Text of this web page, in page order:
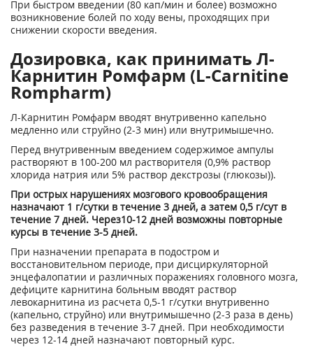
При быстром введении (80 кап/мин и более) возможно
возникновение болей по ходу вены, проходящих при
снижении скорости введения.
Дозировка, как принимать Л-
Карнитин Ромфарм (L-Carnitine
Rompharm)
Л-Карнитин Ромфарм вводят внутривенно капельно
медленно или струйно (2-3 мин) или внутримышечно.
Перед внутривенным введением содержимое ампулы
растворяют в 100-200 мл растворителя (0,9% раствор
хлорида натрия или 5% раствор декстрозы (глюкозы)).
При острых нарушениях мозгового кровообращения
назначают 1 г/сутки в течение 3 дней, а затем 0,5 г/сут в
течение 7 дней. Через10-12 дней возможны повторные
курсы в течение 3-5 дней.
При назначении препарата в подостром и
восстановительном периоде, при дисциркуляторной
энцефалопатии и различных поражениях головного мозга,
дефиците карнитина больным вводят раствор
левокарнитина из расчета 0,5-1 г/сутки внутривенно
(капельно, струйно) или внутримышечно (2-3 раза в день)
без разведения в течение 3-7 дней. При необходимости
через 12-14 дней назначают повторный курс.